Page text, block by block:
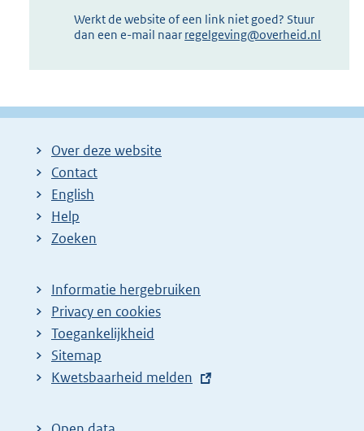
Werkt de website of een link niet goed? Stuur
dan een e-mail naar regelgeving@overheid.nl
Over deze website
Contact
English
Help
Zoeken
Informatie hergebruiken
Privacy en cookies
Toegankelijkheid
Sitemap
E
t
Kwetsbaarheid melden